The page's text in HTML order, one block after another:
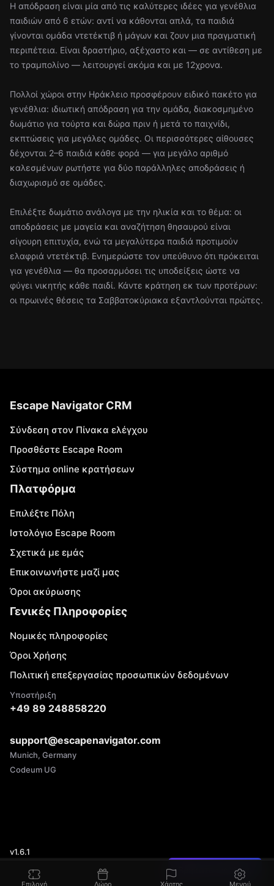
Η απόδραση είναι μία από τις καλύτερες ιδέες για γενέθλια
παιδιών από 6 ετών: αντί να κάθονται απλά, τα παιδιά
γίνονται ομάδα ντετέκτιβ ή μάγων και ζουν μια πραγματική
περιπέτεια. Είναι δραστήριο, αξέχαστο και — σε αντίθεση με
το τραμπολίνο — λειτουργεί ακόμα και με 12χρονα.
Πολλοί χώροι στην Ηράκλειο προσφέρουν ειδικό πακέτο για
γενέθλια: ιδιωτική απόδραση για την ομάδα, διακοσμημένο
δωμάτιο για τούρτα και δώρα πριν ή μετά το παιχνίδι,
εκπτώσεις για μεγάλες ομάδες. Οι περισσότερες αίθουσες
δέχονται 2–6 παιδιά κάθε φορά — για μεγάλο αριθμό
καλεσμένων ρωτήστε για δύο παράλληλες αποδράσεις ή
διαχωρισμό σε ομάδες.
Επιλέξτε δωμάτιο ανάλογα με την ηλικία και το θέμα: οι
αποδράσεις με μαγεία και αναζήτηση θησαυρού είναι
σίγουρη επιτυχία, ενώ τα μεγαλύτερα παιδιά προτιμούν
ελαφριά ντετέκτιβ. Ενημερώστε τον υπεύθυνο ότι πρόκειται
για γενέθλια — θα προσαρμόσει τις υποδείξεις ώστε να
φύγει νικητής κάθε παιδί. Κάντε κράτηση εκ των προτέρων:
οι πρωινές θέσεις τα Σαββατοκύριακα εξαντλούνται πρώτες.
Βρήκατε σφάλμα;
Escape Navigator CRM
Σύνδεση στον Πίνακα ελέγχου
Προσθέστε Escape Room
Σύστημα online κρατήσεων
Πλατφόρμα
Επιλέξτε Πόλη
Ιστολόγιο Escape Room
Σχετικά με εμάς
Επικοινωνήστε μαζί μας
Όροι ακύρωσης
Γενικές Πληροφορίες
Νομικές πληροφορίες
Όροι Χρήσης
Πολιτική επεξεργασίας προσωπικών δεδομένων
Υποστήριξη
+49 89 248858220
support@escapenavigator.com
Munich, Germany
Codeum UG
v1.6.1
Επιλογή Δώρο Χάρτης Μενού